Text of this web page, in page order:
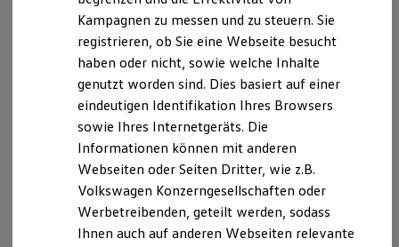
Digitales Bordbuch
Fahrerassistenz- und Sicherheitssysteme
Kontrollleuchten
Kurzfahrprofile und Ölverdünnung
Batterieverordnung
XTL-Dieselkraftstoff
Ersatzteile und Betriebsflüssigkeiten
Original Zubehör und Lifestyle Produkte
myVolkswagen
myVolkswagen Business
Elektrisch & Autonom
Unser Ansatz
Klimafreundlicher Strom
Reichweite & Ladelösungen
Kampagnen zu messen und zu steuern. Sie
registrieren, ob Sie eine Webseite besucht
haben oder nicht, sowie welche Inhalte
genutzt worden sind. Dies basiert auf einer
eindeutigen Identifikation Ihres Browsers
sowie Ihres Internetgeräts. Die
Informationen können mit anderen
Webseiten oder Seiten Dritter, wie z.B.
Volkswagen Konzerngesellschaften oder
Werbetreibenden, geteilt werden, sodass
Ihnen auch auf anderen Webseiten relevante